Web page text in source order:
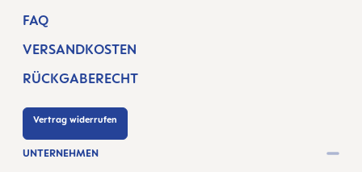
FAQ
VERSANDKOSTEN
RÜCKGABERECHT
Vertrag widerrufen
UNTERNEHMEN